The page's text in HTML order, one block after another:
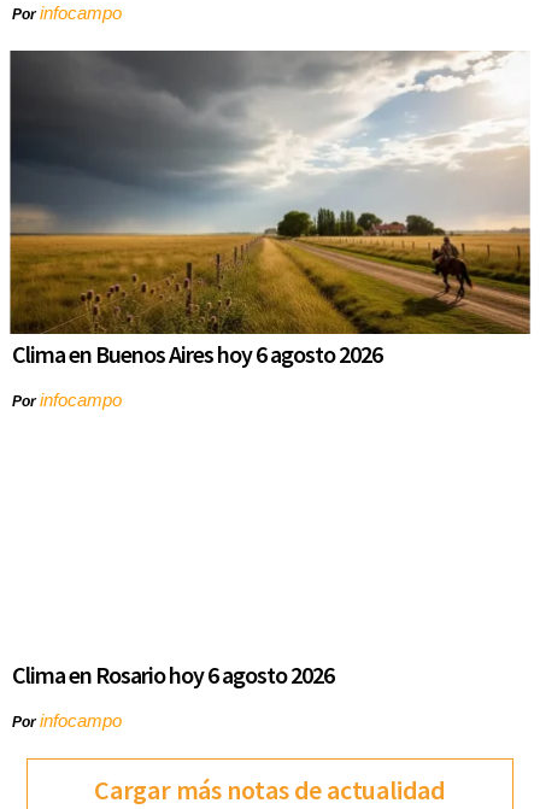
Porinfocampo
Clima en Buenos Aires hoy 6 agosto 2026
Porinfocampo
Clima en Rosario hoy 6 agosto 2026
Porinfocampo
Cargar más notas de actualidad